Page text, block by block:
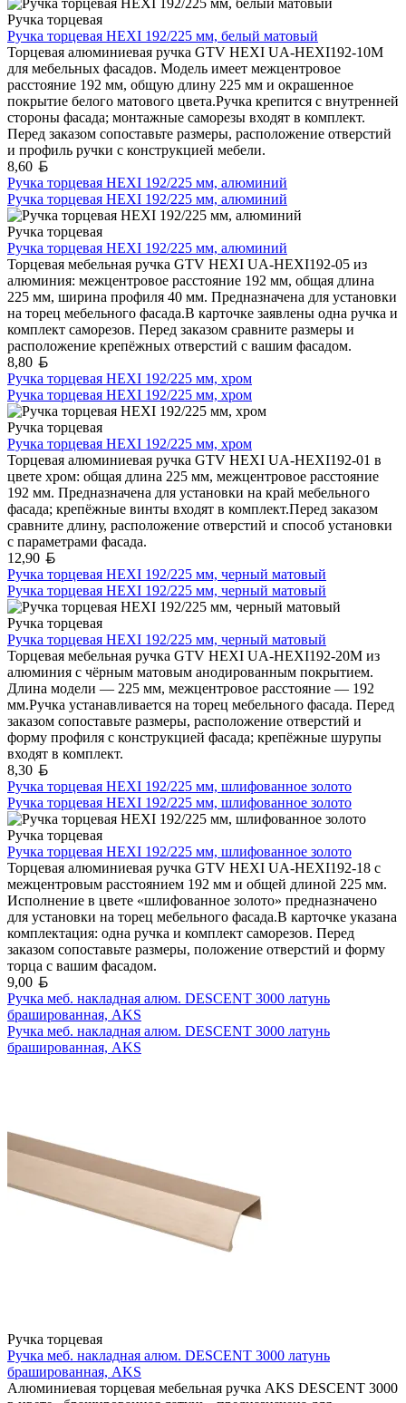
Ручка торцевая
Ручка торцевая HEXI 192/225 мм, белый матовый
Торцевая алюминиевая ручка GTV HEXI UA-HEXI192-10M
для мебельных фасадов. Модель имеет межцентровое
расстояние 192 мм, общую длину 225 мм и окрашенное
покрытие белого матового цвета.Ручка крепится с внутренней
стороны фасада; монтажные саморезы входят в комплект.
Перед заказом сопоставьте размеры, расположение отверстий
и профиль ручки с конструкцией мебели.
8,60
Ручка торцевая HEXI 192/225 мм, алюминий
Ручка торцевая HEXI 192/225 мм, алюминий
Ручка торцевая
Ручка торцевая HEXI 192/225 мм, алюминий
Торцевая мебельная ручка GTV HEXI UA-HEXI192-05 из
алюминия: межцентровое расстояние 192 мм, общая длина
225 мм, ширина профиля 40 мм. Предназначена для установки
на торец мебельного фасада.В карточке заявлены одна ручка и
комплект саморезов. Перед заказом сравните размеры и
расположение крепёжных отверстий с вашим фасадом.
8,80
Ручка торцевая HEXI 192/225 мм, хром
Ручка торцевая HEXI 192/225 мм, хром
Ручка торцевая
Ручка торцевая HEXI 192/225 мм, хром
Торцевая алюминиевая ручка GTV HEXI UA-HEXI192-01 в
цвете хром: общая длина 225 мм, межцентровое расстояние
192 мм. Предназначена для установки на край мебельного
фасада; крепёжные винты входят в комплект.Перед заказом
сравните длину, расположение отверстий и способ установки
с параметрами фасада.
12,90
Ручка торцевая HEXI 192/225 мм, черный матовый
Ручка торцевая HEXI 192/225 мм, черный матовый
Ручка торцевая
Ручка торцевая HEXI 192/225 мм, черный матовый
Торцевая мебельная ручка GTV HEXI UA-HEXI192-20M из
алюминия с чёрным матовым анодированным покрытием.
Длина модели — 225 мм, межцентровое расстояние — 192
мм.Ручка устанавливается на торец мебельного фасада. Перед
заказом сопоставьте размеры, расположение отверстий и
форму профиля с конструкцией фасада; крепёжные шурупы
входят в комплект.
8,30
Ручка торцевая HEXI 192/225 мм, шлифованное золото
Ручка торцевая HEXI 192/225 мм, шлифованное золото
Ручка торцевая
Ручка торцевая HEXI 192/225 мм, шлифованное золото
Торцевая алюминиевая ручка GTV HEXI UA-HEXI192-18 с
межцентровым расстоянием 192 мм и общей длиной 225 мм.
Исполнение в цвете «шлифованное золото» предназначено
для установки на торец мебельного фасада.В карточке указана
комплектация: одна ручка и комплект саморезов. Перед
заказом сопоставьте размеры, положение отверстий и форму
торца с вашим фасадом.
9,00
Ручка меб. накладная алюм. DESCENT 3000 латунь
брашированная, AKS
Ручка меб. накладная алюм. DESCENT 3000 латунь
брашированная, AKS
Ручка торцевая
Ручка меб. накладная алюм. DESCENT 3000 латунь
брашированная, AKS
Алюминиевая торцевая мебельная ручка AKS DESCENT 3000